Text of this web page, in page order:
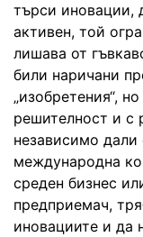
търси иновации,
активен, той
лишава от
били наричани
„изобретения“,
решителност и с
независимо дали
международна
среден бизнес
предприемач,
иновациите и да